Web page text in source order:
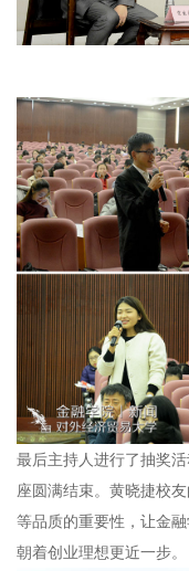
最后主持人进行了抽奖
座圆满结束。黄晓捷校
等品质的重要性，让金
朝着创业理想更近一步。